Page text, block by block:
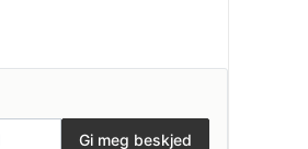
Gi meg beskjed